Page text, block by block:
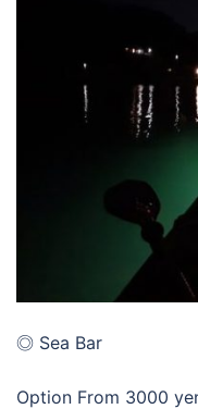
◎ Sea Bar
Option From 3000